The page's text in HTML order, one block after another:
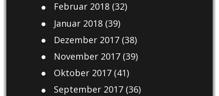
Februar 2018(32)
Januar 2018(39)
Dezember 2017(38)
November 2017(39)
Oktober 2017(41)
September 2017(36)